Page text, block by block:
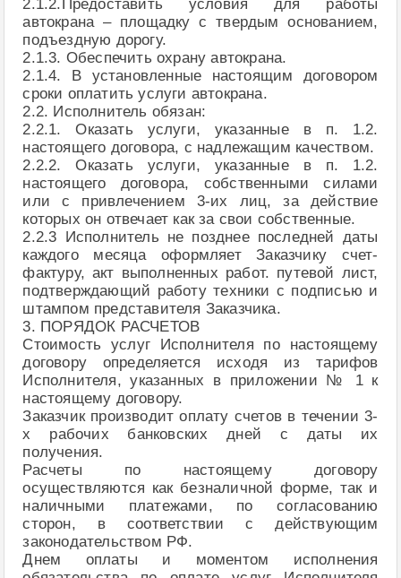
2.1.2.Предоставить условия для работы
автокрана – площадку с твердым основанием,
подъездную дорогу.
2.1.3. Обеспечить охрану автокрана.
2.1.4. В установленные настоящим договором
сроки оплатить услуги автокрана.
2.2. Исполнитель обязан:
2.2.1. Оказать услуги, указанные в п. 1.2.
настоящего договора, с надлежащим качеством.
2.2.2. Оказать услуги, указанные в п. 1.2.
настоящего договора, собственными силами
или с привлечением 3-их лиц, за действие
которых он отвечает как за свои собственные.
2.2.3 Исполнитель не позднее последней даты
каждого месяца оформляет Заказчику счет-
фактуру, акт выполненных работ. путевой лист,
подтверждающий работу техники с подписью и
штампом представителя Заказчика.
3. ПОРЯДОК РАСЧЕТОВ
Стоимость услуг Исполнителя по настоящему
договору определяется исходя из тарифов
Исполнителя, указанных в приложении № 1 к
настоящему договору.
Заказчик производит оплату счетов в течении 3-
х рабочих банковских дней с даты их
получения.
Расчеты по настоящему договору
осуществляются как безналичной форме, так и
наличными платежами, по согласованию
сторон, в соответствии с действующим
законодательством РФ.
Днем оплаты и моментом исполнения